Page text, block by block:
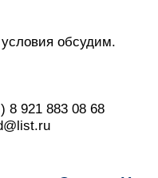
обсудим.
8 921 883 08 68